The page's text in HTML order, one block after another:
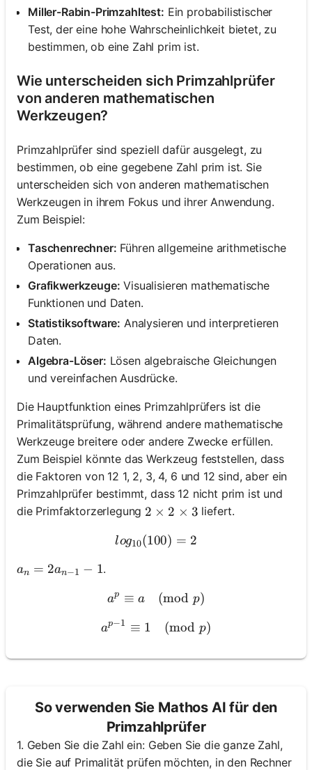
keine
Sie
Ihre
Frage
Miller-Rabin-Primzahltest: Ein probabilistischer
Test, der eine hohe Wahrscheinlichkeit bietet, zu
bestimmen, ob eine Zahl prim ist.
Wie unterscheiden sich Primzahlprüfer
von anderen mathematischen
Werkzeugen?
Primzahlprüfer sind speziell dafür ausgelegt, zu
bestimmen, ob eine gegebene Zahl prim ist. Sie
unterscheiden sich von anderen mathematischen
Werkzeugen in ihrem Fokus und ihrer Anwendung.
Zum Beispiel:
Taschenrechner: Führen allgemeine arithmetische
Operationen aus.
Grafikwerkzeuge: Visualisieren mathematische
Funktionen und Daten.
Statistiksoftware: Analysieren und interpretieren
Daten.
Algebra-Löser: Lösen algebraische Gleichungen
und vereinfachen Ausdrücke.
Die Hauptfunktion eines Primzahlprüfers ist die
Primalitätsprüfung, während andere mathematische
Werkzeuge breitere oder andere Zwecke erfüllen.
Zum Beispiel könnte das Werkzeug feststellen, dass
die Faktoren von 12 1, 2, 3, 4, 6 und 12 sind, aber ein
Primzahlprüfer bestimmt, dass 12 nicht prim ist und
die Primfaktorzerlegung 2 \times 2 \times 3
2 × 2 × 3 liefert.
log_{10}(100) = 2
log10(100) = 2
a_n = 2a_{n-1} - 1
an = 2an−1 − 1.
a^p \equiv a \pmod{p}
ap ≡ a (mod p)
a^{p-1} \equiv 1
ap−1 ≡ 1 (mod p)
So verwenden Sie Mathos AI für den
Primzahlprüfer
1. Geben Sie die Zahl ein: Geben Sie die ganze Zahl,
die Sie auf Primalität prüfen möchten, in den Rechner